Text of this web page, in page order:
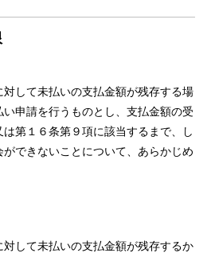
して未払いの⽀払⾦額が残存する場
申請を⾏うものとし、⽀払⾦額の受
第１６条第９項に該当するまで、し
できないことについて、あらかじめ
して未払いの⽀払⾦額が残存するか